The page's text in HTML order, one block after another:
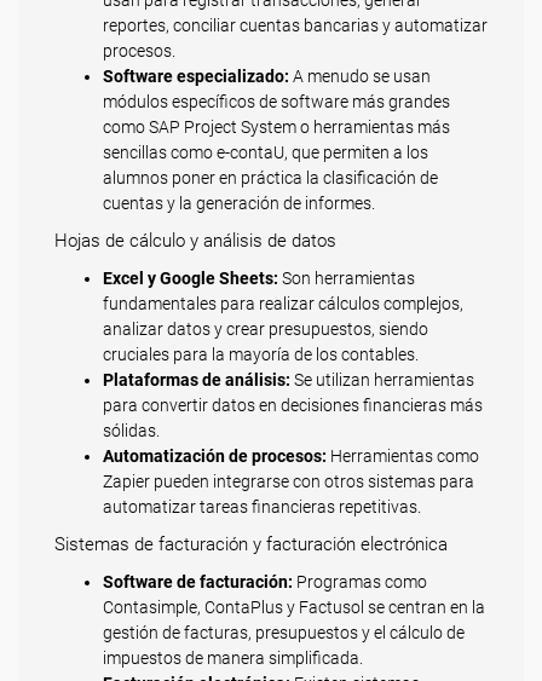
reportes, conciliar cuentas bancarias y automatizar
procesos.
Software especializado: A menudo se usan
módulos específicos de software más grandes
como SAP Project System o herramientas más
sencillas como e-contaU, que permiten a los
alumnos poner en práctica la clasificación de
cuentas y la generación de informes.
Hojas de cálculo y análisis de datos
Excel y Google Sheets: Son herramientas
fundamentales para realizar cálculos complejos,
analizar datos y crear presupuestos, siendo
cruciales para la mayoría de los contables.
Plataformas de análisis: Se utilizan herramientas
para convertir datos en decisiones financieras más
sólidas.
Automatización de procesos: Herramientas como
Zapier pueden integrarse con otros sistemas para
automatizar tareas financieras repetitivas.
Sistemas de facturación y facturación electrónica
Software de facturación: Programas como
Contasimple, ContaPlus y Factusol se centran en la
gestión de facturas, presupuestos y el cálculo de
impuestos de manera simplificada.